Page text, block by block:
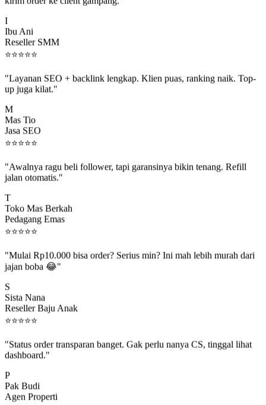
Ibu Ani
Reseller SMM
⭐⭐⭐⭐⭐
up juga kilat."
Mas Tio
Jasa SEO
⭐⭐⭐⭐⭐
jalan otomatis."
Toko Mas Berkah
Pedagang Emas
⭐⭐⭐⭐⭐
jajan boba 😂"
Sista Nana
Reseller Baju Anak
⭐⭐⭐⭐⭐
dashboard."
Pak Budi
Agen Properti
⭐⭐⭐⭐⭐